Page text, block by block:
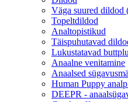
Väga suured dildod
Topeltdildod
Analtopistikud
Täispuhutavad
Lukustatavad
Anaalne venitamine
Anaalsed
Human Puppy
DEEPR -